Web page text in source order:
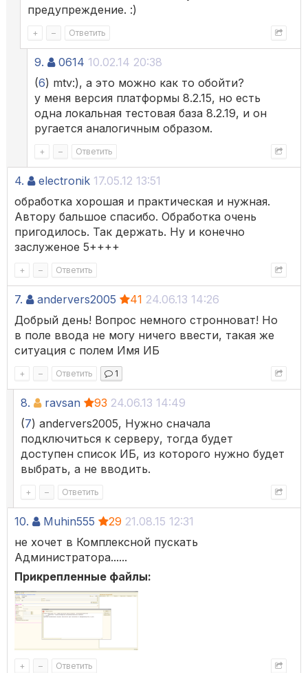
предупреждение. :)
+ – Ответить
9. 0614 10.02.14 20:38
(6) mtv:), а это можно как то обойти?
у меня версия платформы 8.2.15, но есть
одна локальная тестовая база 8.2.19, и он
ругается аналогичным образом.
+ – Ответить
4. electronik 17.05.12 13:51
обработка хорошая и практическая и нужная.
Автору бальшое спасибо. Обработка очень
пригодилось. Так держать. Ну и конечно
заслуженое 5++++
+ – Ответить
7. andervers2005 41 24.06.13 14:26
Добрый день! Вопрос немного стронноват! Но
в поле ввода не могу ничего ввести, такая же
ситуация с полем Имя ИБ
+ – Ответить 1
8. ravsan 93 24.06.13 14:49
(7) andervers2005, Нужно сначала
подключиться к серверу, тогда будет
доступен список ИБ, из которого нужно будет
выбрать, а не вводить.
+ – Ответить
10. Muhin555 29 21.08.15 12:31
не хочет в Комплексной пускать
Администратора......
Прикрепленные файлы:
+ – Ответить